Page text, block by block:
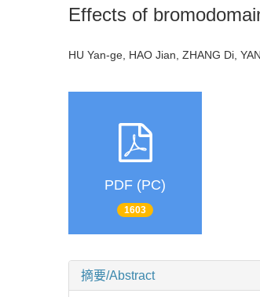
Effects of
HU Yan-ge, HAO Jian, ZHANG Di,
PDF (PC)
1603
摘要/Abstract